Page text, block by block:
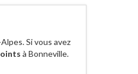
Si vous avez
à Bonneville.